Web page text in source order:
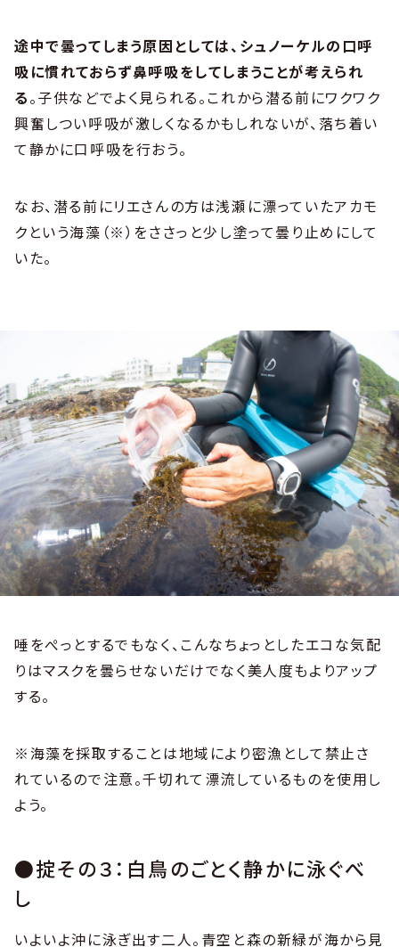
途中で曇ってしまう原因としては、シュノーケルの口呼
吸に慣れておらず鼻呼吸をしてしまうことが考えられ
る。子供などでよく見られる。これから潜る前にワクワク
興奮しつい呼吸が激しくなるかもしれないが、落ち着い
て静かに口呼吸を行おう。
なお、潜る前にリエさんの方は浅瀬に漂っていたアカモ
クという海藻（※）をささっと少し塗って曇り止めにして
いた。
唾をぺっとするでもなく、こんなちょっとしたエコな気配
りはマスクを曇らせないだけでなく美人度もよりアップ
する。
※海藻を採取することは地域により密漁として禁止さ
れているので注意。千切れて漂流しているものを使用し
よう。
●掟その３：白鳥のごとく静かに泳ぐべ
し
いよいよ沖に泳ぎ出す二人。青空と森の新緑が海から見